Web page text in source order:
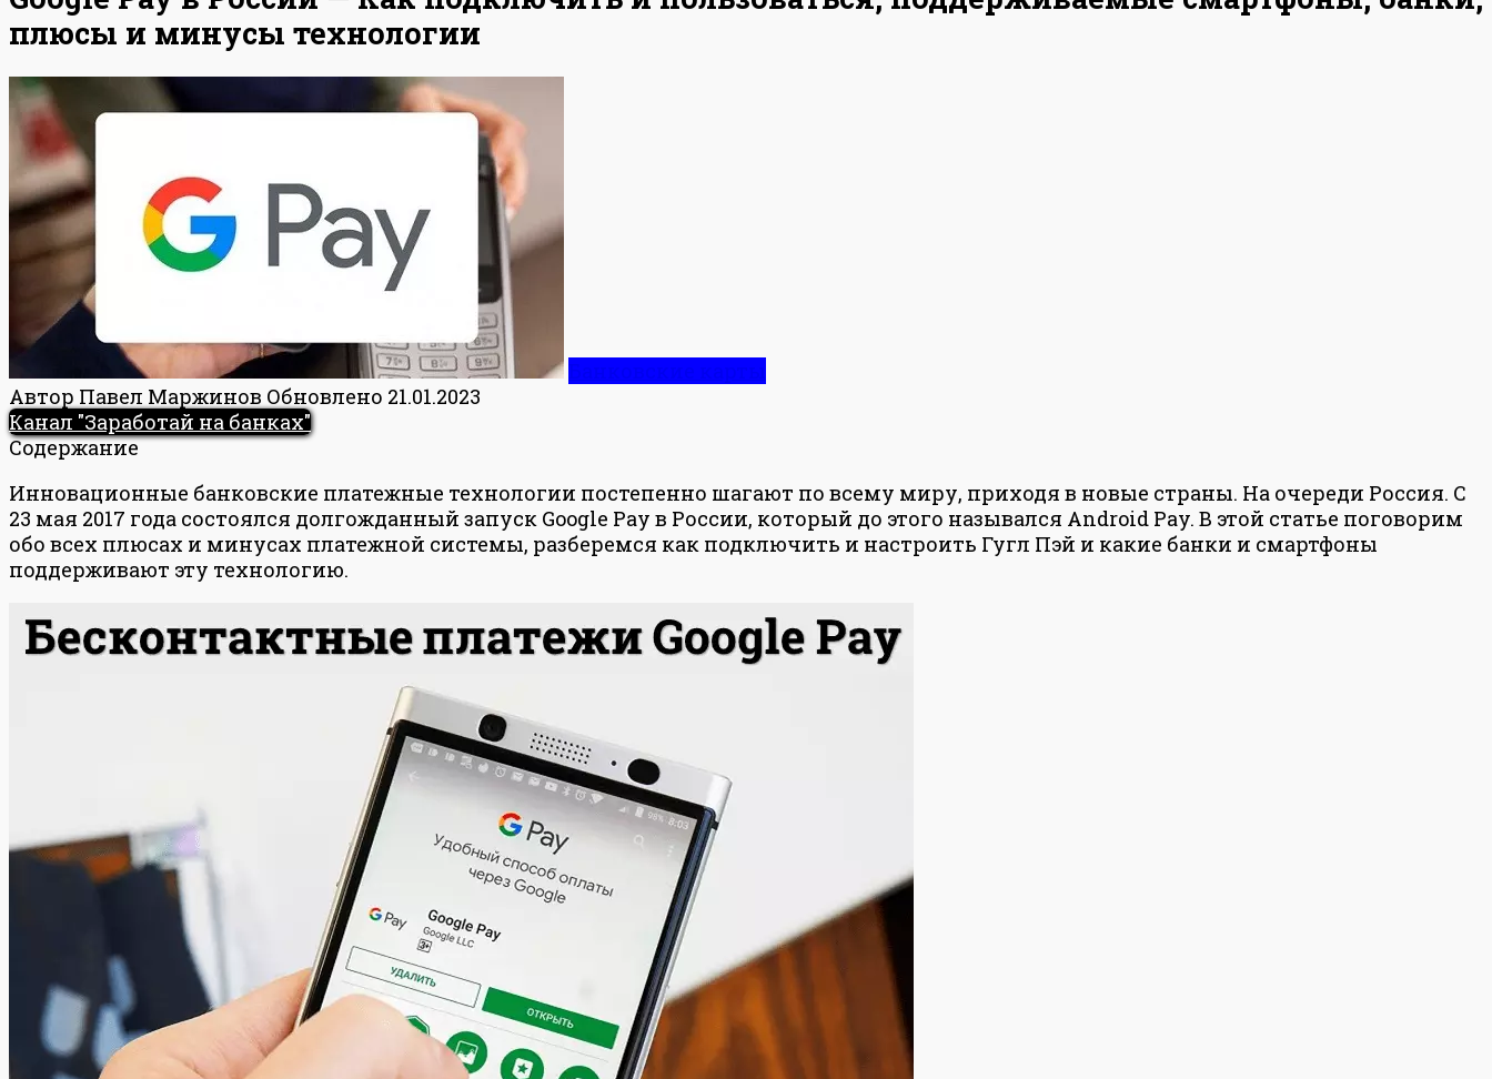
плюсы и минусы технологии
Автор Павел Маржинов Обновлено 21.01.2023
Канал "Заработай на банках"
Содержание
Инновационные банковские платежные технологии постепенно шагают по всему миру, приходя в новые страны. На очереди Россия. С
23 мая 2017 года состоялся долгожданный запуск Google Pay в России, который до этого назывался Android Pay. В этой статье поговорим
обо всех плюсах и минусах платежной системы, разберемся как подключить и настроить Гугл Пэй и какие банки и смартфоны
поддерживают эту технологию.